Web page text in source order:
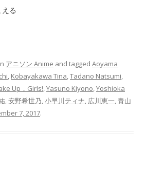
える
アニソン Anime and tagged Aoyama
, Kobayakawa Tina,Tadano Natsumi,
Up，Girls!,Yasuno Kiyono,Yoshioka
,安野希世乃,小早川ティナ, 広川恵一,青山
7, 2017.